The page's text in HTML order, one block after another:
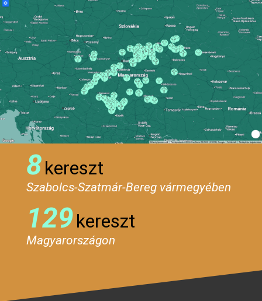
8kereszt
Szabolcs-Szatmár-Bereg vármegyében
129kereszt
Magyarországon